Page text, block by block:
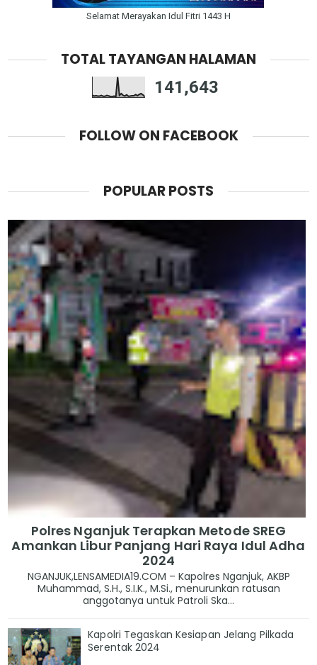
Selamat Merayakan Idul Fitri 1443 H
TOTAL TAYANGAN HALAMAN
141,643
FOLLOW ON FACEBOOK
POPULAR POSTS
Polres Nganjuk Terapkan Metode SREG
Amankan Libur Panjang Hari Raya Idul Adha
2024
NGANJUK,LENSAMEDIA19.COM – Kapolres Nganjuk, AKBP
Muhammad, S.H., S.I.K., M.Si., menurunkan ratusan
anggotanya untuk Patroli Ska...
Kapolri Tegaskan Kesiapan Jelang Pilkada
Serentak 2024